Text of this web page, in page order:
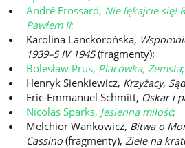
André Frossard, Nie lękajcie się!
Pawłem II;
Karolina Lanckorońska,
1939–5 IV 1945(fragmenty);
Bolesław Prus, Placówka, Zemsta;
Henryk Sienkiewicz, Krzyżacy,
Eric-Emmanuel Schmitt, Oskar i
Nicolas Sparks, Jesienna miłość;
Melchior Wańkowicz, Bitwa o
Cassino(fragmenty), Ziele na